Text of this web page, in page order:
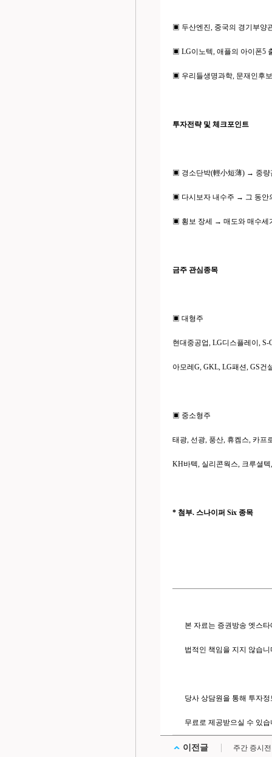
▣ 두산엔진, 중국의 경기부양
▣ LG이노텍, 애플의 아이폰5
▣ 우리들생명과학, 문재인후
투자전략 및 체크포인트
▣ 경소단박(輕小短薄) → 중량
▣ 다시보자 내수주 → 그 동안
▣ 횡보 장세 → 매도와 매수세
금주 관심종목
▣ 대형주
현대중공업, LG디스플레이,
아모레G, GKL, LG패션, GS건
▣ 중소형주
태광, 선광, 풍산, 휴켐스, 카프
KH바텍, 실리콘웍스, 크루셜
* 첨부. 스나이퍼 Six 종목
본 자료는 증권방송 엣스
법적인 책임을 지지 않습니
당사 상담원을 통해 투자
무료로 제공받으실 수 있습
이전글 주간 증시